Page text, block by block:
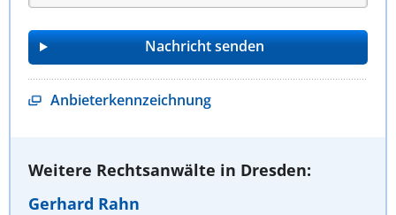
Anbieterkennzeichnung
Weitere Rechtsanwälte in Dresden:
Gerhard Rahn